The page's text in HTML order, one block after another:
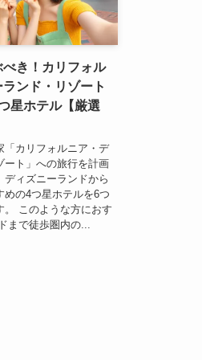
き！カリフォル
ンド・リゾート
星ホテル【厳選
「カリフォルニア・デ
ート」への旅行を計画
ィズニーランドから
めの4つ星ホテルを6つ
。 このような方におす
まで徒歩圏内の...